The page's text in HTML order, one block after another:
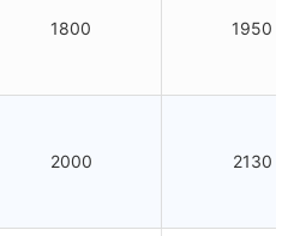
1800 1950
2000 2130